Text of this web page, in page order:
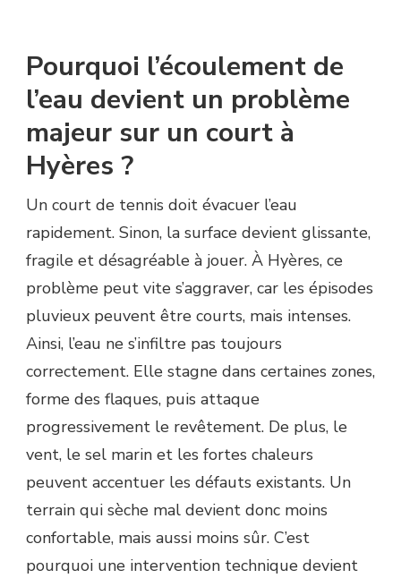
DE
TENNIS
HYÈRES
PEUT-
ELLE
DES
EAUX
Pourquoi l’écoulement de
l’eau devient un problème
majeur sur un court à
Hyères ?
Un court de tennis doit évacuer l’eau
rapidement. Sinon, la surface devient glissante,
fragile et désagréable à jouer. À Hyères, ce
problème peut vite s’aggraver, car les épisodes
pluvieux peuvent être courts, mais intenses.
Ainsi, l’eau ne s’infiltre pas toujours
correctement. Elle stagne dans certaines zones,
forme des flaques, puis attaque
progressivement le revêtement. De plus, le
vent, le sel marin et les fortes chaleurs
peuvent accentuer les défauts existants. Un
terrain qui sèche mal devient donc moins
confortable, mais aussi moins sûr. C’est
pourquoi une intervention technique devient